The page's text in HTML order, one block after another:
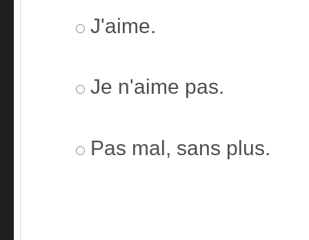
J'aime.
Je n'aime pas.
Pas mal, sans plus.